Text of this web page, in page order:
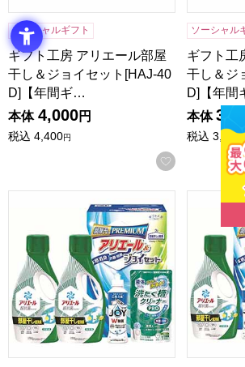
ソーシャルギフト
ギフト工房 アリエール部屋
干し＆ジョイセット[HAJ-40
D]【年間ギ…
本体 4,000円
税込 4,400円
お気に入り
ソーシャル
ギフト工
干し＆ジ
D]【年間
本体
税込 3,300
ギフト工房 アリエール部屋干し＆ジョ
ギフト